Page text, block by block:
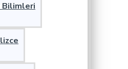
Bilimleri